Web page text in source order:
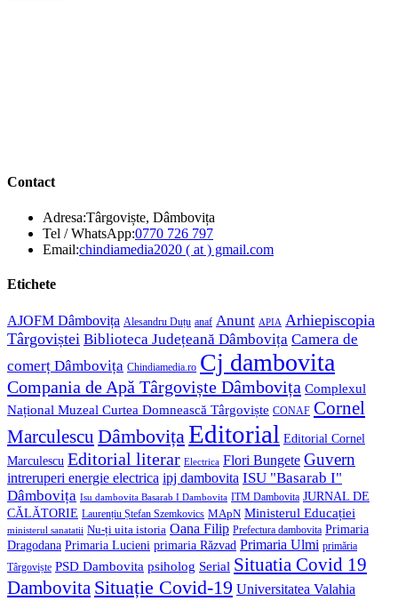
Contact
Adresa:Târgoviște, Dâmbovița
Tel / WhatsApp:0770 726 797Opens
in
Email:chindiamedia2020 ( at ) gmail.comOpens
Etichete
AJOFM Dâmbovița Alesandru Duțu anaf Anunt APIA Arhiepiscopia
Târgoviștei Biblioteca Județeană Dâmbovița Camera de
comerț Dâmbovița Chindiamedia.ro Cj dambovita
Compania de Apă Târgoviște Dâmbovița Complexul
Național Muzeal Curtea Domnească Târgoviște CONAF Cornel
Marculescu DâmbovițaEditorial Editorial Cornel
Marculescu Editorial literar Electrica Flori Bungete Guvern
intreruperi energie electrica ipj dambovita ISU "Basarab I"
Dâmbovița Isu dambovita Basarab I Dambovita ITM Dambovita JURNAL DE
CĂLĂTORIE Laurențiu Ștefan Szemkovics MApN Ministerul Educației
ministerul sanatatii Nu-ți uita istoria Oana Filip Prefectura dambovita Primaria
Dragodana Primaria Lucieni primaria Răzvad Primaria Ulmi primăria
Târgoviște PSD Dambovita psiholog Serial Situatia Covid 19
Dambovita Situație Covid-19 Universitatea Valahia